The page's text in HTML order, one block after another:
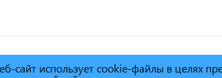
магазинов инструмента и техники "Торговый
сайт использует cookie-файлы в целях